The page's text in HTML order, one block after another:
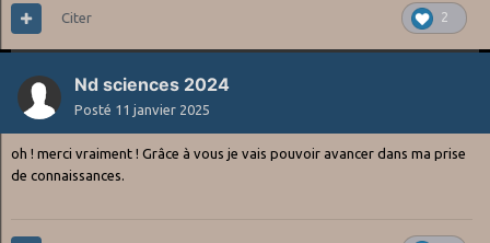
2
Citer
Nd sciences 2024
Posté 11 janvier 2025
oh ! merci vraiment ! Grâce à vous je vais pouvoir avancer dans ma prise
de connaissances.